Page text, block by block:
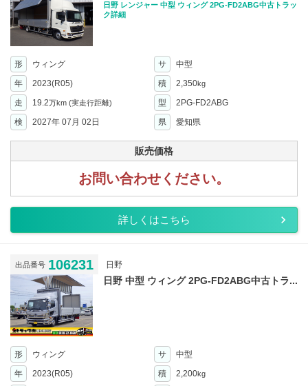
日野 レンジャー 中型 ウィング 2PG-FD2ABG中古トラッ
ク詳細
形 ウィング サ
中型
年
2023(R05) 積 2,350kg
走 19.2万km (実走行距離) 型
2PG-FD2ABG
検
2027年 07月 02日 県 愛知県
販売価格
お問い合わせください。
詳しくはこちら
出品番号 106231 日野
日野 中型 ウィング 2PG-FD2ABG中古トラ...
形 ウィング サ
中型
年
2023(R05) 積 2,200kg